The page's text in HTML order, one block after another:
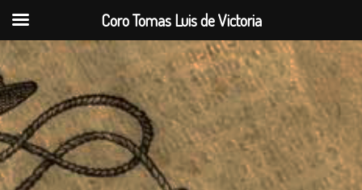
Coro Tomas Luis de Victoria